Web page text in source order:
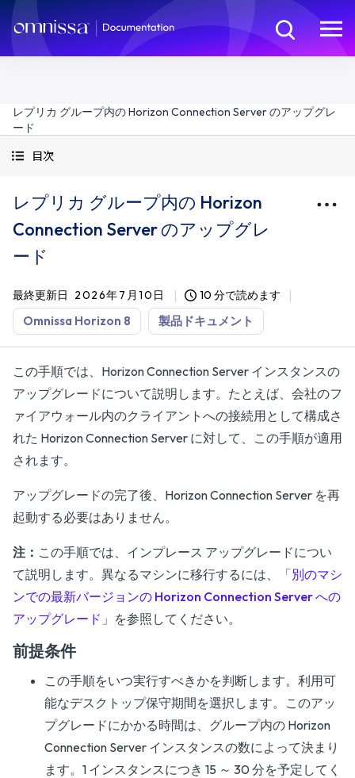
レプリカ グループ内の Horizon Connection Server のアップグレ
ード
目次
レプリカ グループ内の Horizon
Connection Server のアップグレ
ード
最終更新日 2026年7月10日 10 分で読めます
Omnissa Horizon 8 製品ドキュメント
この手順では、Horizon Connection Server インスタンスの
アップグレードについて説明します。たとえば、会社のフ
ァイアウォール内のクライアントへの接続用として構成さ
れた Horizon Connection Server に対して、この手順が適用
されます。
アップグレードの完了後、Horizon Connection Server を再
起動する必要はありません。
注： この手順では、インプレース アップグレードについ
て説明します。異なるマシンに移行するには、「別のマシ
ンでの最新バージョンの Horizon Connection Server への
アップグレード 」を参照してください。
前提条件
この手順をいつ実行すべきかを判断します。利用可
能なデスクトップ保守期間を選択します。このアッ
プグレードにかかる時間は、グループ内の Horizon
Connection Server インスタンスの数によって決まり
ます。1 インスタンスにつき 15 ～ 30 分を予定してく